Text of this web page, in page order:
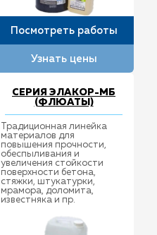
Посмотреть работы
Узнать цены
СЕРИЯ ЭЛАКОР-МБ
(ФЛЮАТЫ)
Традиционная линейка
материалов для
повышения прочности,
обеспыливания и
увеличения стойкости
поверхности бетона,
стяжки, штукатурки,
мрамора, доломита,
известняка и пр.